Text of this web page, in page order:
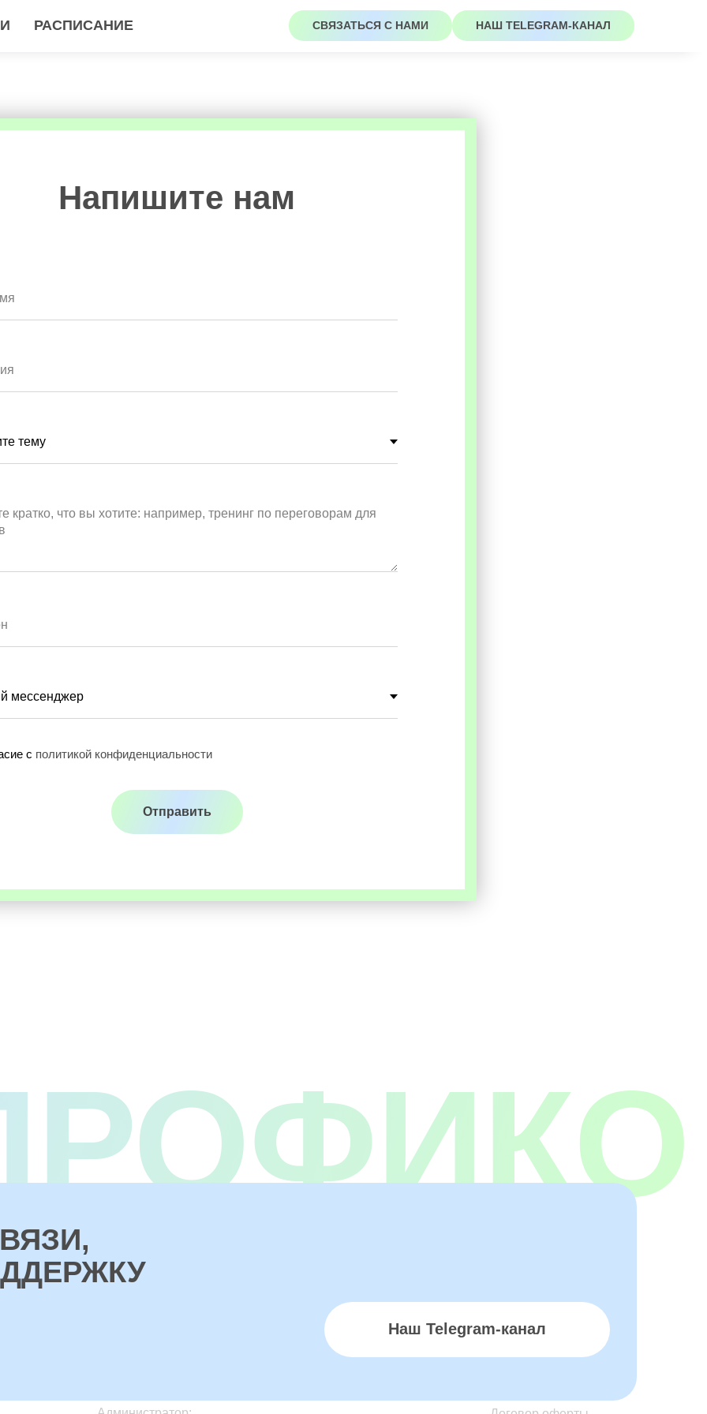
РАСПИСАНИЕ СВЯЗАТЬСЯ С НАМИ НАШ TELEGRAM-КАНАЛ
Напишите нам
с политикой конфиденциальности
Отправить
Наш Telegram-канал